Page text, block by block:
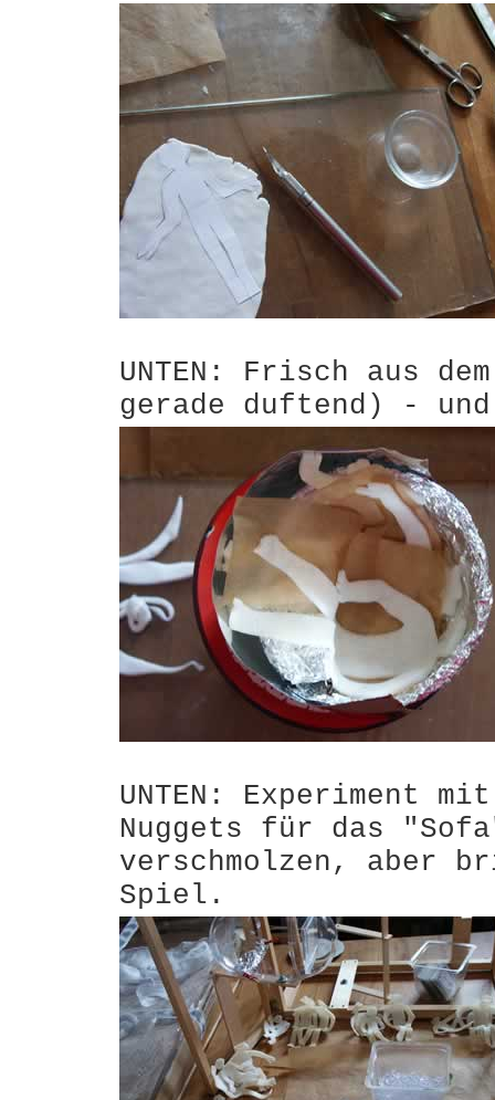
UNTEN: Frisch aus
gerade duftend) -
UNTEN: Experiment
Nuggets für das
verschmolzen, aber
Spiel.